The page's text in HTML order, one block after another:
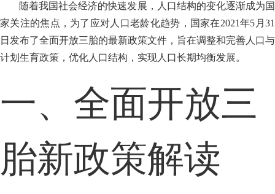
随着我国社会经济的快速发展，人口结构的变化逐渐成为国
家关注的焦点，为了应对人口老龄化趋势，国家在2021年5月31
日发布了全面开放三胎的最新政策文件，旨在调整和完善人口与
计划生育政策，优化人口结构，实现人口长期均衡发展。
一、全面开放三
胎新政策解读